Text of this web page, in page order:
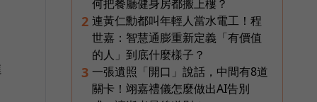
何把餐廳健身房都搬上樓？
2 連黃仁勳都叫年輕人當水電工！程
世嘉：智慧通膨重新定義「有價值
的人」到底什麼樣子？
3 一張遺照「開口」說話，中間有8道
關卡！翊嘉禮儀怎麼做出AI告別